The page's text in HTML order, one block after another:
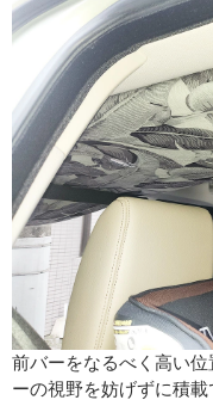
前バーをなるべく高い
ーの視野を妨げずに積載